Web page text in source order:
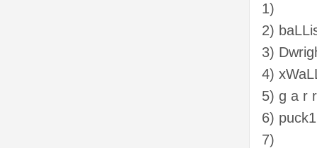
1)
2)
3)
4)
5) g a r
6)
7)